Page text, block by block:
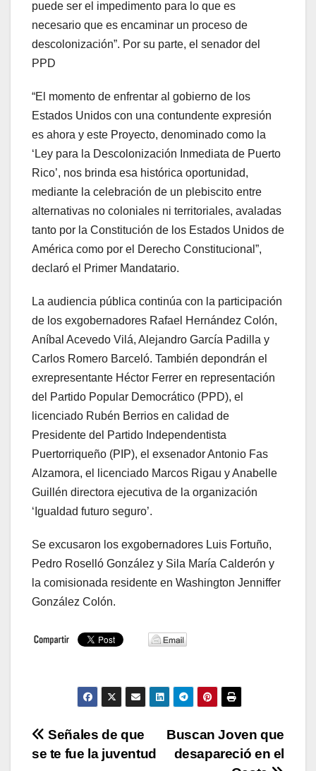
puede ser el impedimento para lo que es
necesario que es encaminar un proceso de
descolonización”. Por su parte, el senador del
PPD
“El momento de enfrentar al gobierno de los
Estados Unidos con una contundente expresión
es ahora y este Proyecto, denominado como la
‘Ley para la Descolonización Inmediata de Puerto
Rico’, nos brinda esa histórica oportunidad,
mediante la celebración de un plebiscito entre
alternativas no coloniales ni territoriales, avaladas
tanto por la Constitución de los Estados Unidos de
América como por el Derecho Constitucional”,
declaró el Primer Mandatario.
La audiencia pública continúa con la participación
de los exgobernadores Rafael Hernández Colón,
Aníbal Acevedo Vilá, Alejandro García Padilla y
Carlos Romero Barceló. También depondrán el
exrepresentante Héctor Ferrer en representación
del Partido Popular Democrático (PPD), el
licenciado Rubén Berrios en calidad de
Presidente del Partido Independentista
Puertorriqueño (PIP), el exsenador Antonio Fas
Alzamora, el licenciado Marcos Rigau y Anabelle
Guillén directora ejecutiva de la organización
‘Igualdad futuro seguro’.
Se excusaron los exgobernadores Luis Fortuño,
Pedro Roselló González y Sila María Calderón y
la comisionada residente en Washington Jenniffer
González Colón.
Navegación
Buscan Joven que
desapareció en el
Señales de que
se te fue la juventud